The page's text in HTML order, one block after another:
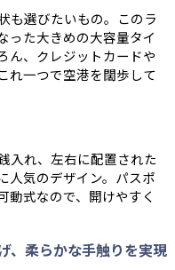
も選びたいもの。このラ
った大きめの大容量タイ
ん、クレジットカードや
れ一つで空港を闊歩して
入れ、左右に配置された
人気のデザイン。パスポ
動式なので、開けやすく
、柔らかな手触りを実現